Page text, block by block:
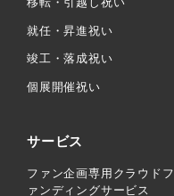
就任・昇進祝い
竣工・落成祝い
個展開催祝い
サービス
ファン企画専用クラウドフ
ァンディングサービス